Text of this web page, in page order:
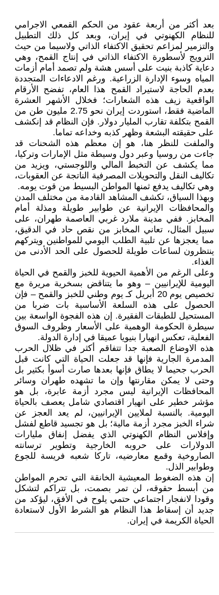
بعد أکثر من أربعة عقود من الحکم القمعي الاجرامي
للنظام الکهنوتي في إيران، وبعد کل ذلك التطبيل
والتزمير لمزاعم تحقيق الاکتفاء الذاتي ولاسيما من حيث
الترويج لأسطورة الاكتفاء الذاتي في إنتاج القمح، وهي
دعاية كاذبة بنيت على أسس هشة ولم تصمد أمام أزمات
المياه وسوء الإدارة الزراعية. ورغم الادعاءات المتجددة
بعدم الحاجة لاستيراد القمح هذا العام، تفضح الأرقام
الواقعية زيف هذه الشعارات؛ فخلال الأشهر العشرة
الماضية فقط، استوردت إيران نحو 2.75 مليون طن من
القمح بتكلفة تقارب المليار دولار. فإن النظام قد إنکشف
على حقيقته البشعة وظهر کذبه وخداعه تماما.
والملفت للنظر هنا، هو إن معظم هذه الشحنات قد
جاءت من روسيا وعبر دول وسيطة مثل الإمارات وتركيا،
مما يكشف عن التخبط المالي واللوجستي، ويزيد من
تكاليف النقل والتحويلات المصرفية الناتجة عن العقوبات،
وهي تكاليف يدفع ثمنها المواطن البسيط من قوت يومه.
وبهذا السياق، تكشف المشاهد القادمة من مختلف المدن
والمحافظات الإيرانية عن طوابير طويلة ومذلة أمام
المخابز. ففي مدينة ملارد غربي العاصمة طهران، على
سبيل المثال، تعاني المخابز من نقص حاد في الدقيق،
مما يعجزها عن تلبية الطلب اليومي للمواطنين ويتركهم
ينتظرون لساعات طويلة للحصول على الحد الأدنى من
الغذاء.
وعلى الرغم من الأهمية الحيوية للخبز والقمح في الحياة
اليومية للإيرانيين – وهو ما يتناقض بسخرية مريرة مع
تخصيص يوم 20 أبريل كـ يوم وطني للخبز والقمح – فإن
الحصول على هذه السلعة الأساسية بات ضربا من
المستحيل للطبقات الفقيرة. إن هذه الفجوة الواسعة بين
سيطرة الحكومة الوهمية على الأسعار وظروف السوق
الفعلية، تعكس انهيارا بنيويا عميقا في إدارة الدولة.
هذه الاوضاع الصعبة جدا تتفاقم أکثر في ظلال الحرب
المدمرة الجارية فإنها قد جعلت الحياة التي کانت قبل
الحرب جحيما لا يطاق فإنها بعدها صارت أسوأ بکثير بل
وحتى لا يمکن مقارنتها وإن ما تشهده طهران وسائر
المحافظات الإيرانية ليس مجرد أزمة عابرة، بل هو
مؤشر خطير على انهيار اقتصادي شامل يعصف بالحياة
اليومية. بالنسبة لملايين الإيرانيين، لم يعد العجز عن
شراء الخبز مجرد أزمة مالية؛ بل هو تجسيد قاطع لفشل
وإفلاس النظام الكهنوتي الذي يفضل إنفاق مليارات
الدولارات على حروبه الخارجية وتطوير ترسانته
الصاروخية وقمع معارضيه، تاركا شعبه فريسة للجوع
وطوابير الذل.
إن هذه الضغوط المعيشية الخانقة التي تحرم المواطن
من أبسط حقوقه، لن تمر بصمت، بل تتراكم لتشكل
وقودا لانفجار اجتماعي حتمي يلوح في الأفق، ليؤكد من
جديد أن إسقاط هذا النظام هو الشرط الأول لاستعادة
الحياة الكريمة في إيران.